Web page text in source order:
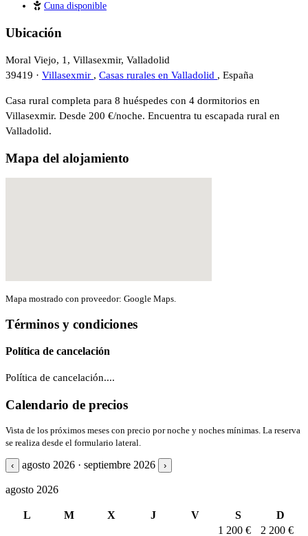
Cuna disponible
Ubicación
Moral Viejo, 1, Villasexmir, Valladolid
39419 · Villasexmir , Casas rurales en Valladolid , España
Casa rural completa para 8 huéspedes con 4 dormitorios en
Villasexmir. Desde 200 €/noche. Encuentra tu escapada rural en
Valladolid.
Mapa del alojamiento
Mapa mostrado con proveedor: Google Maps.
Términos y condiciones
Política de cancelación
Política de cancelación....
Calendario de precios
Vista de los próximos meses con precio por noche y noches mínimas. La reserva
se realiza desde el formulario lateral.
‹ agosto 2026 · septiembre 2026 ›
agosto 2026
L M X J V S
D
1 200 € 2 200 €